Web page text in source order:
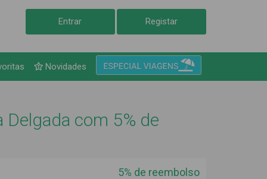
Entrar Registar
Novidades
com 5% de
5% de reembolso